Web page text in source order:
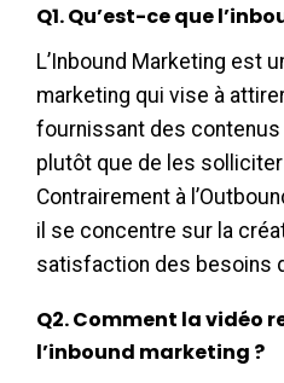
Q1. Qu’est-ce que
L’Inbound Marketing est
marketing qui vise à
fournissant des
plutôt que de les
Contrairement à
il se concentre sur la
satisfaction des besoins
Q2. Comment la vidéo
l’inbound marketing ?